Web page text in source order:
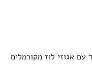
אגוזי לוז מקורמלים